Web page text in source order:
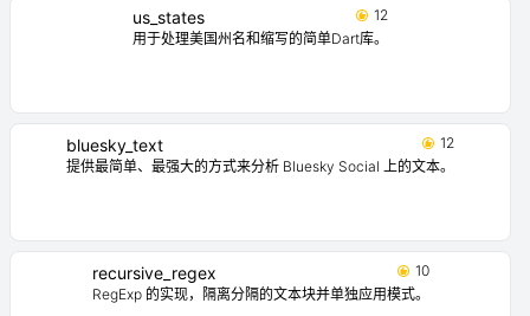
us_states
12
用于处理美国州名和缩写的简单Dart库。
bluesky_text
12
提供最简单、最强大的方式来分析 Bluesky Social 上的文本。
recursive_regex
10
RegExp 的实现，隔离分隔的文本块并单独应用模式。